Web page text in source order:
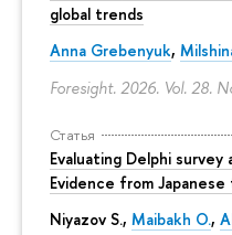
global trends
Anna Grebenyuk,
Foresight. 2026. Vol. 28.
Статья
Evaluating Delphi
Evidence from
Niyazov S., Maibakh O.,